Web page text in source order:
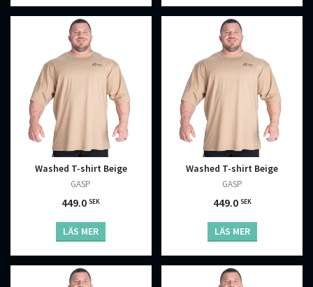
Washed T-shirt Beige
GASP
449.0SEK
LÄS MER
Washed T-shirt Beige
GASP
449.0 SEK
LÄS MER